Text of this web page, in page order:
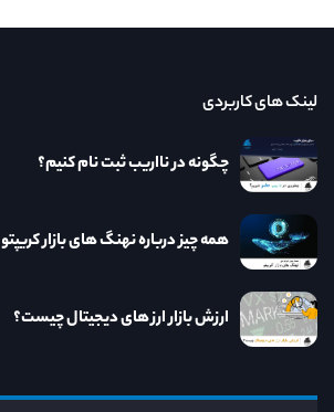
لینک های کاربردی
چگونه در نااریب ثبت نام کنیم؟
همه چیز درباره نهنگ های بازار کریپتو
ارزش بازار ارز های دیجیتال چیست؟